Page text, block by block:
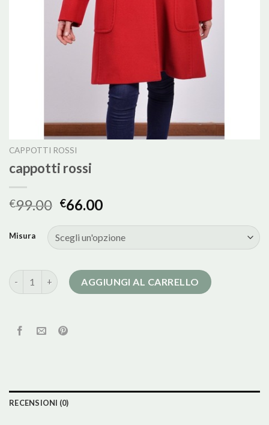
CAPPOTTI ROSSI
cappotti rossi
€99.00 €66.00
Misura
cappotti rossi quantitàAGGIUNGI AL CARRELLO
RECENSIONI (0)